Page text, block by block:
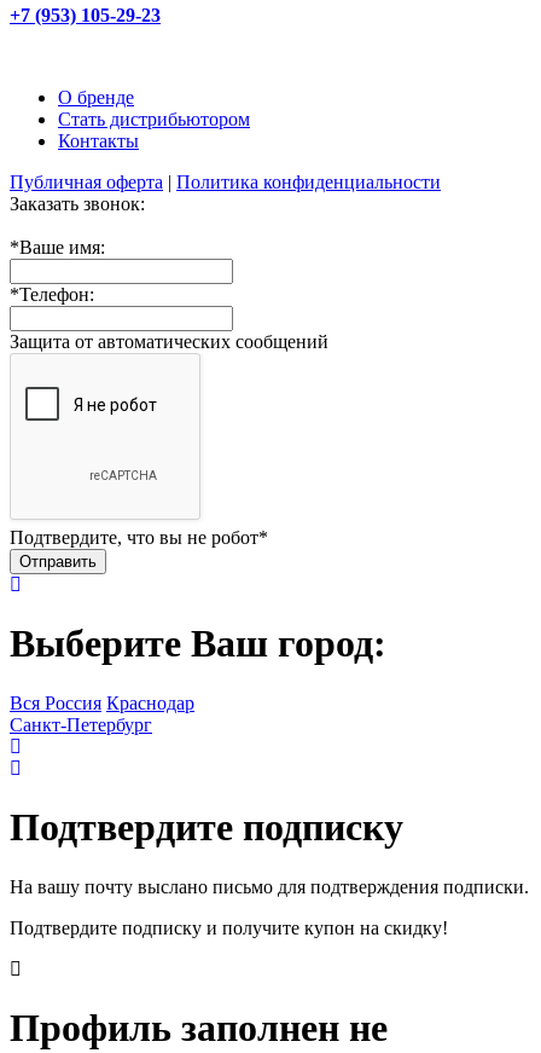
+7 (953) 105-29-23
О бренде
Стать дистрибьютором
Контакты
Публичная оферта | Политика конфиденциальности
Заказать звонок:
*Ваше имя:
*Телефон:
Защита от автоматических сообщений
Подтвердите, что вы не робот*
Выберите Ваш город:
Вся Россия Краснодар
Санкт-Петербург
Подтвердите подписку
На вашу почту выслано письмо для подтверждения подписки.
Подтвердите подписку и получите купон на скидку!
Профиль заполнен не